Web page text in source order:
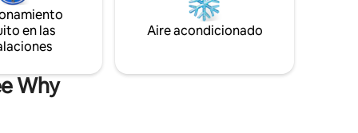
en las
Aire acondicionado
Why